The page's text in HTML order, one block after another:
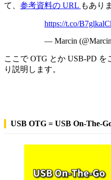
て、 参考資料の URL もあり
https://t.co/
— Marcin
ここで OTG とか USB-PD
り説明します。
USB OTG = USB On-The-